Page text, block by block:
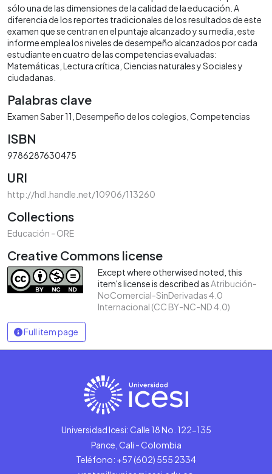
sólo una de las dimensiones de la calidad de la educación. A
diferencia de los reportes tradicionales de los resultados de este
examen que se centran en el puntaje alcanzado y su media, este
informe emplea los niveles de desempeño alcanzados por cada
estudiante en cuatro de las competencias evaluadas:
Matemáticas, Lectura crítica, Ciencias naturales y Sociales y
ciudadanas.
Palabras clave
Examen Saber 11 Desempeño de los colegios Competencias
ISBN
9786287630475
URI
http://hdl.handle.net/10906/113260
Collections
Educación - ORE
Creative Commons license
Except where otherwised noted, this
item's license is described asAtribución-
NoComercial-SinDerivadas 4.0
Internacional (CC BY-NC-ND 4.0)
Full item page
Universidad Icesi: Calle 18 No. 122-135
Pance, Cali - Colombia
Teléfono: +57 (602) 555 2334